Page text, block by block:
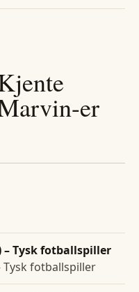
-er
Tysk fotballspiller
Tysk fotballspiller